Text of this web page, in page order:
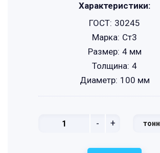
- + тонн
Характеристики:
ГОСТ: 30245
Марка: Ст3
Размер: 4 мм
Толщина: 4
Диаметр: 100 мм